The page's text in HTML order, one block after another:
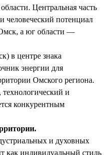
Центральная часть
человеческий потенциал
а юг области —
в центре знака
энергии для
Омского региона.
и
конкурентным
и духовных
как индивидуальный стиль